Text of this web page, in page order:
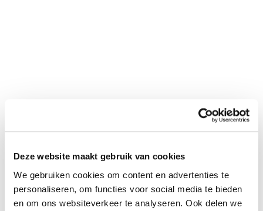
Deze website maakt gebruik van cookies
We gebruiken cookies om content en advertenties te
personaliseren, om functies voor social media te bieden
en om ons websiteverkeer te analyseren. Ook delen we